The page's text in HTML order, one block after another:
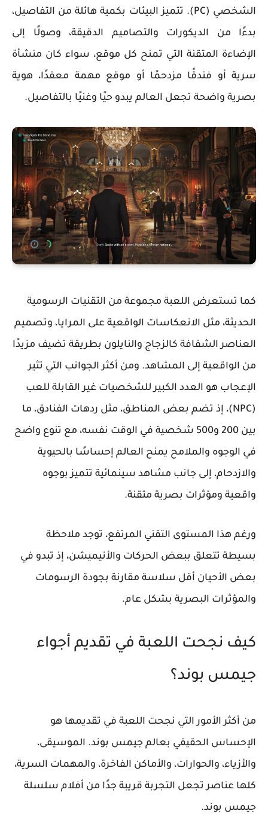
الشخصي (PC). تتميز البيئات بكمية هائلة من التفاصيل،
بدءًا من الديكورات والتصاميم الدقيقة، وصولًا إلى
الإضاءة المتقنة التي تمنح كل موقع، سواء كان منشأة
سرية أو فندقًا مزدحمًا أو موقع مهمة معقدًا، هوية
بصرية واضحة تجعل العالم يبدو حيًا وغنيًا بالتفاصيل.
كما تستعرض اللعبة مجموعة من التقنيات الرسومية
الحديثة، مثل الانعكاسات الواقعية على المرايا، وتصميم
العناصر الشفافة كالزجاج والنايلون بطريقة تضيف مزيدًا
من الواقعية إلى المشاهد. ومن أكثر الجوانب التي تثير
الإعجاب هو العدد الكبير للشخصيات غير القابلة للعب
(NPC)، إذ تضم بعض المناطق، مثل ردهات الفنادق، ما
بين 200 و500 شخصية في الوقت نفسه، مع تنوع واضح
في الوجوه والملامح يمنح العالم إحساسًا بالحيوية
والازدحام، إلى جانب مشاهد سينمائية تتميز بوجوه
واقعية ومؤثرات بصرية متقنة.
ورغم هذا المستوى التقني المرتفع، توجد ملاحظة
بسيطة تتعلق ببعض الحركات والأنيميشن، إذ تبدو في
بعض الأحيان أقل سلاسة مقارنة بجودة الرسومات
والمؤثرات البصرية بشكل عام.
كيف نجحت اللعبة في تقديم أجواء
جيمس بوند؟
من أكثر الأمور التي نجحت اللعبة في تقديمها هو
الإحساس الحقيقي بعالم جيمس بوند. الموسيقى،
والأزياء، والحوارات، والأماكن الفاخرة، والمهمات السرية،
كلها عناصر تجعل التجربة قريبة جدًا من أفلام سلسلة
جيمس بوند.